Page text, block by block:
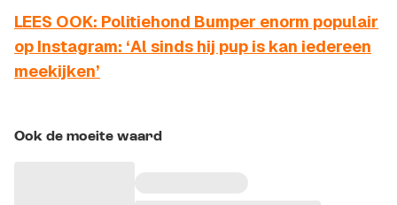
LEES OOK: Politiehond Bumper enorm populair
op Instagram: ‘Al sinds hij pup is kan iedereen
meekijken’
Ook de moeite waard